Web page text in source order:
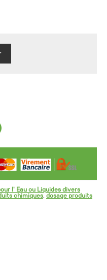
l' Eau ou Liquides divers
chimiques dosage produits